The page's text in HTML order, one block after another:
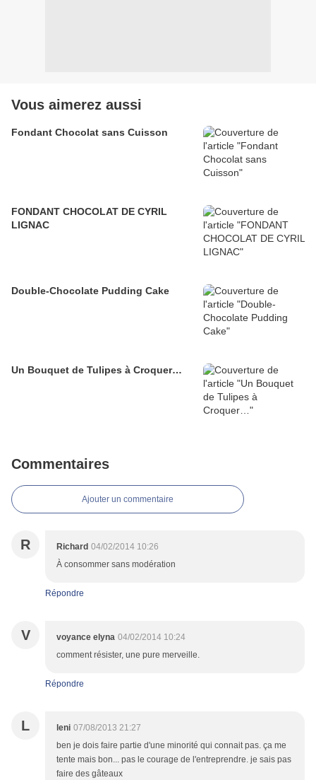
Vous aimerez aussi
Fondant Chocolat sans Cuisson
FONDANT CHOCOLAT DE CYRIL
LIGNAC
Double-Chocolate Pudding Cake
Un Bouquet de Tulipes à Croquer…
Commentaires
Ajouter un commentaire
R Richard 04/02/2014 10:26
À consommer sans modération
Répondre
V voyance elyna 04/02/2014 10:24
comment résister, une pure merveille.
Répondre
L leni 07/08/2013 21:27
ben je dois faire partie d'une minorité qui connait pas. ça me
tente mais bon... pas le courage de l'entreprendre. je sais pas
faire des gâteaux